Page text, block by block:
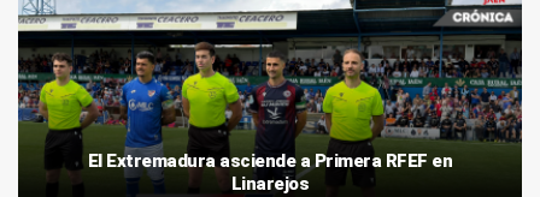
El Extremadura asciende a Primera RFEF en
Linarejos